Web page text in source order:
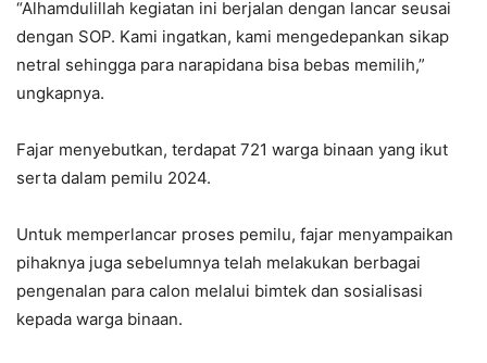
“Alhamdulillah kegiatan ini berjalan dengan lancar seusai
dengan SOP. Kami ingatkan, kami mengedepankan sikap
netral sehingga para narapidana bisa bebas memilih,”
ungkapnya.
Fajar menyebutkan, terdapat 721 warga binaan yang ikut
serta dalam pemilu 2024.
Untuk memperlancar proses pemilu, fajar menyampaikan
pihaknya juga sebelumnya telah melakukan berbagai
pengenalan para calon melalui bimtek dan sosialisasi
kepada warga binaan.